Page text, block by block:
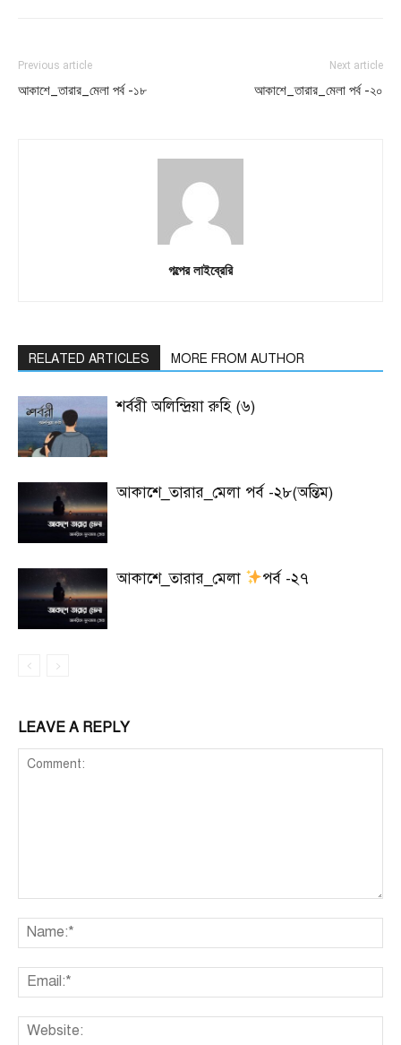
Previous article
আকাশে_তারার_মেলা পর্ব -১৮
Next article
আকাশে_তারার_মেলা পর্ব -২০
গল্পের লাইব্রেরি
RELATED ARTICLES MORE FROM AUTHOR
শর্বরী অলিন্দ্রিয়া রুহি (৬)
আকাশে_তারার_মেলা পর্ব -২৮(অন্তিম)
আকাশে_তারার_মেলা পর্ব -২৭
LEAVE A REPLY